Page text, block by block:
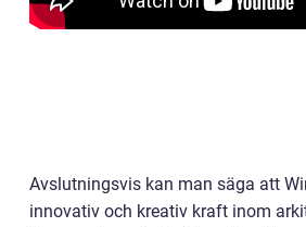
Avslutningsvis kan man säga att
innovativ och kreativ kraft inom